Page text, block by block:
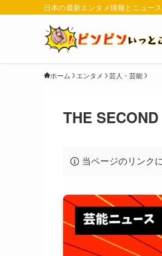
日本の最新エンタメ情報とニュー
ホーム エンタメ 芸人・芸能
THE
当ページのリンク